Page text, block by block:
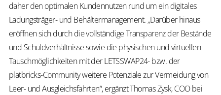
daher den optimalen Kundennutzen rund um ein digitales
Ladungsträger- und Behältermanagement. „Darüber hinaus
eröffnen sich durch die vollständige Transparenz der Bestände
und Schuldverhältnisse sowie die physischen und virtuellen
Tauschmöglichkeiten mit der LETSSWAP24- bzw. der
platbricks-Community weitere Potenziale zur Vermeidung von
Leer- und Ausgleichsfahrten“, ergänzt Thomas Zysk, COO bei